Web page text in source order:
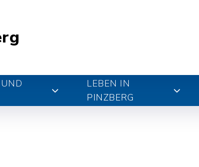
LEBEN IN
PINZBERG